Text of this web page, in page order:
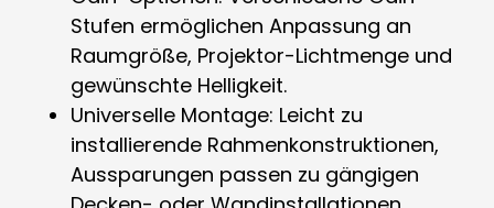
Stufen ermöglichen Anpassung an
Raumgröße, Projektor-Lichtmenge und
gewünschte Helligkeit.
Universelle Montage: Leicht zu
installierende Rahmenkonstruktionen,
Aussparungen passen zu gängigen